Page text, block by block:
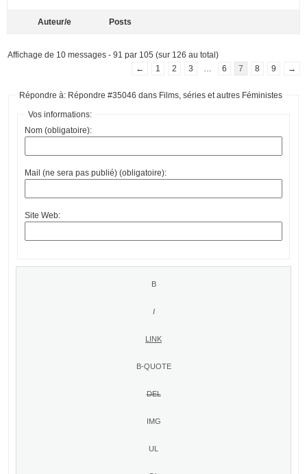
Auteur/e Posts
Affichage de 10 messages - 91 par 105 (sur 126 au total)
←
1 2 3 6 7 8 9 →
Répondre à: Répondre #35046 dans Films, séries et autres Féministes
Vos informations:
Nom (obligatoire):
Mail (ne sera pas publié) (obligatoire):
Site Web: